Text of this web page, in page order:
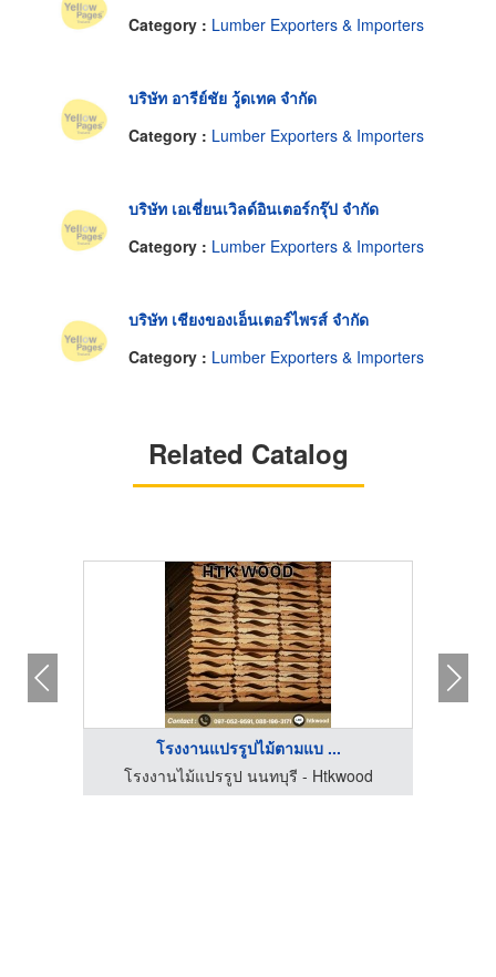
Category : Lumber Exporters & Importers
บริษัท อารีย์ชัย วู้ดเทค จำกัด
Category : Lumber Exporters & Importers
บริษัท เอเชี่ยนเวิลด์อินเตอร์กรุ๊ป จำกัด
Category : Lumber Exporters & Importers
บริษัท เชียงของเอ็นเตอร์ไพรส์ จำกัด
Category : Lumber Exporters & Importers
Related Catalog
โรงงานแปรรูปไม้ตามแบ ...
โรงงานไม้แปรรูป นนทบุรี - Htkwood